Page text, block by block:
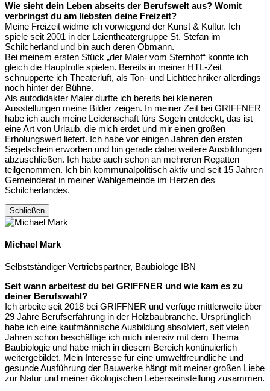
Wie sieht dein Leben abseits der Berufswelt aus? Womit
verbringst du am liebsten deine Freizeit?
Meine Freizeit widme ich vorwiegend der Kunst & Kultur. Ich
spiele seit 2001 in der Laientheatergruppe St. Stefan im
Schilcherland und bin auch deren Obmann.
Bei meinem ersten Stück „der Maler vom Sternhof“ konnte ich
gleich die Hauptrolle spielen. Bereits in meiner HTL-Zeit
schnupperte ich Theaterluft, als Ton- und Lichttechniker allerdings
noch hinter der Bühne.
Als autodidakter Maler durfte ich bereits bei kleineren
Ausstellungen meine Bilder zeigen. In meiner Zeit bei GRIFFNER
habe ich auch meine Leidenschaft fürs Segeln entdeckt, das ist
eine Art von Urlaub, die mich erdet und mir einen großen
Erholungswert liefert. Ich habe vor einigen Jahren den ersten
Segelschein erworben und bin gerade dabei weitere Ausbildungen
abzuschließen. Ich habe auch schon an mehreren Regatten
teilgenommen. Ich bin kommunalpolitisch aktiv und seit 15 Jahren
Gemeinderat in meiner Wahlgemeinde im Herzen des
Schilcherlandes.
Schließen
Michael Mark
Selbstständiger Vertriebspartner, Baubiologe IBN
Seit wann arbeitest du bei GRIFFNER und wie kam es zu
deiner Berufswahl?
Ich arbeite seit 2018 bei GRIFFNER und verfüge mittlerweile über
29 Jahre Berufserfahrung in der Holzbaubranche. Ursprünglich
habe ich eine kaufmännische Ausbildung absolviert, seit vielen
Jahren schon beschäftige ich mich intensiv mit dem Thema
Baubiologie und habe mich in diesem Bereich kontinuierlich
weitergebildet. Mein Interesse für eine umweltfreundliche und
gesunde Ausführung der Bauwerke hängt mit meiner großen Liebe
zur Natur und meiner ökologischen Lebenseinstellung zusammen.